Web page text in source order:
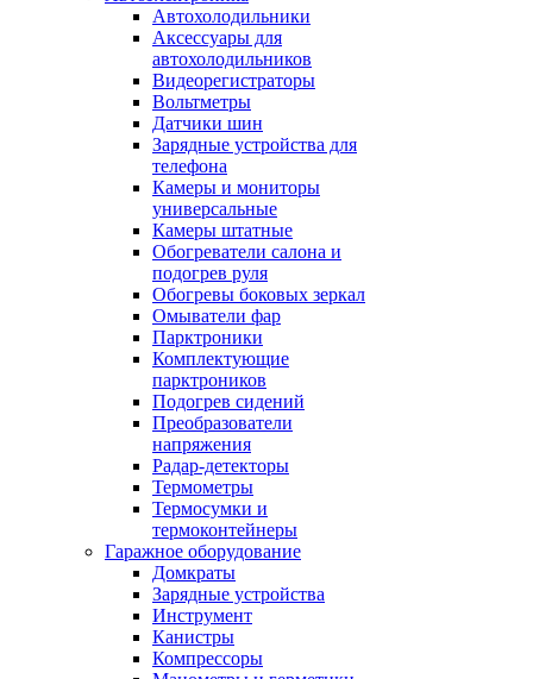
Автохолодильники
Аксессуары для
автохолодильников
Видеорегистраторы
Вольтметры
Датчики шин
Зарядные устройства для
телефона
Камеры и мониторы
универсальные
Камеры штатные
Обогреватели салона и
подогрев руля
Обогревы боковых зеркал
Омыватели фар
Парктроники
Комплектующие
парктроников
Подогрев сидений
Преобразователи
напряжения
Радар-детекторы
Термометры
Термосумки и
термоконтейнеры
Гаражное оборудование
Домкраты
Зарядные устройства
Инструмент
Канистры
Компрессоры